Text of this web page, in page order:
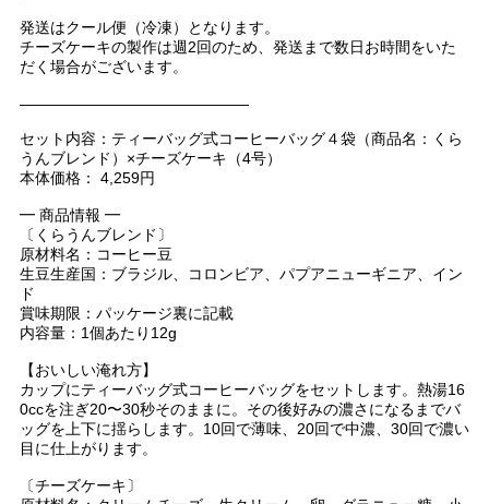
発送はクール便（冷凍）となります。
チーズケーキの製作は週2回のため、発送まで数日お時間をいた
だく場合がございます。
———————————————
セット内容：ティーバッグ式コーヒーバッグ４袋（商品名：くら
うんブレンド）×チーズケーキ（4号）
本体価格： 4,259円
━ 商品情報 ━
〔くらうんブレンド〕
原材料名：コーヒー豆
生豆生産国：ブラジル、コロンビア、パプアニューギニア、イン
ド
賞味期限：パッケージ裏に記載
内容量：1個あたり12g
【おいしい淹れ方】
カップにティーバッグ式コーヒーバッグをセットします。熱湯16
0ccを注ぎ20〜30秒そのままに。その後好みの濃さになるまでバ
ッグを上下に揺らします。10回で薄味、20回で中濃、30回で濃い
目に仕上がります。
〔チーズケーキ〕